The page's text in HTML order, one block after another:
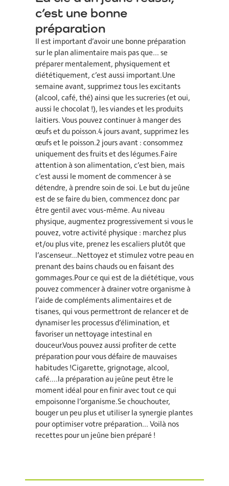
c’est une bonne
préparation
Il est important d’avoir une bonne préparation
sur le plan alimentaire mais pas que… se
préparer mentalement, physiquement et
diététiquement, c’est aussi important.Une
semaine avant, supprimez tous les excitants
(alcool, café, thé) ainsi que les sucreries (et oui,
aussi le chocolat !), les viandes et les produits
laitiers. Vous pouvez continuer à manger des
œufs et du poisson.4 jours avant, supprimez les
œufs et le poisson.2 jours avant : consommez
uniquement des fruits et des légumes.Faire
attention à son alimentation, c’est bien, mais
c’est aussi le moment de commencer à se
détendre, à prendre soin de soi. Le but du jeûne
est de se faire du bien, commencez donc par
être gentil avec vous-même. Au niveau
physique, augmentez progressivement si vous le
pouvez, votre activité physique : marchez plus
et/ou plus vite, prenez les escaliers plutôt que
l’ascenseur…Nettoyez et stimulez votre peau en
prenant des bains chauds ou en faisant des
gommages.Pour ce qui est de la diététique, vous
pouvez commencer à drainer votre organisme à
l’aide de compléments alimentaires et de
tisanes, qui vous permettront de relancer et de
dynamiser les processus d’élimination, et
favoriser un nettoyage intestinal en
douceur.Vous pouvez aussi profiter de cette
préparation pour vous défaire de mauvaises
habitudes !Cigarette, grignotage, alcool,
café….la préparation au jeûne peut être le
moment idéal pour en finir avec tout ce qui
empoisonne l’organisme.Se chouchouter,
bouger un peu plus et utiliser la synergie plantes
pour optimiser votre préparation… Voilà nos
recettes pour un jeûne bien préparé !